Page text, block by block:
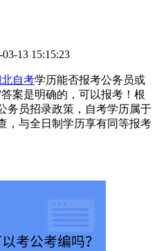
13 15:15:23
自考学历能否报考公务员或
案是明确的，可以报考！‌根
务员招录政策，自考学历属于
，与全日制学历享有同等报考